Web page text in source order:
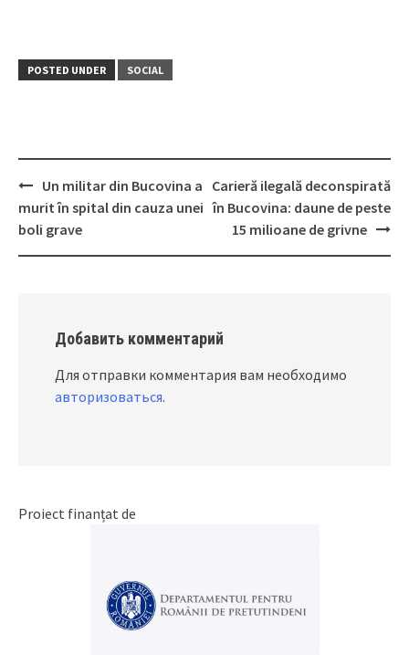
POSTED UNDER SOCIAL
Post
navigation
Un militar din Bucovina a
murit în spital din cauza unei
boli grave
Carieră ilegală deconspirată
în Bucovina: daune de peste
15 milioane de grivne
Добавить комментарий
Для отправки комментария вам необходимо
авторизоваться.
Proiect finanțat de